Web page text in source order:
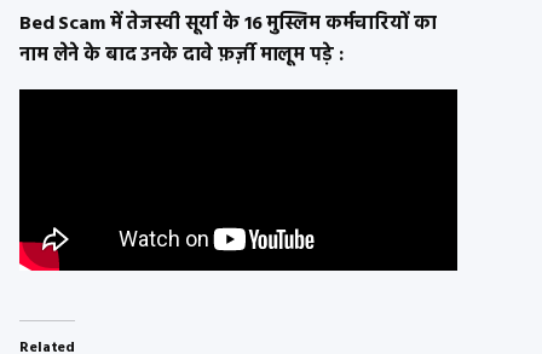
Bed Scam में तेजस्वी सूर्या के 16 मुस्लिम कर्मचारियों का
नाम लेने के बाद उनके दावे फ़र्ज़ी मालूम पड़े :
Related